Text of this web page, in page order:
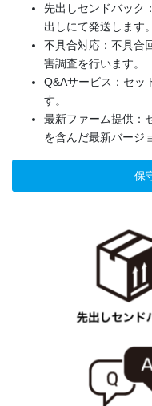
先出しセンドバック
出しにて発送します。
不具合対応：不具合
害調査を行います。
Q&Aサービス：セッ
す。
最新ファーム提供：
を含んだ最新バージ
保